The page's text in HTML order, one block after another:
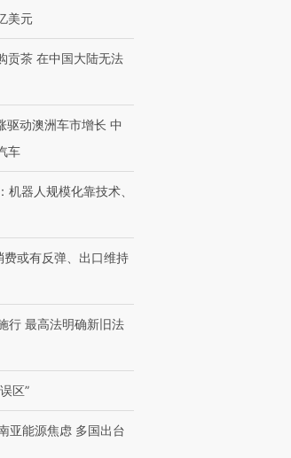
美元
贡茶 在中国大陆无法
驱动澳洲车市增长 中
车
机器人规模化靠技术、
费或有反弹、出口维持
行 最高法明确新旧法
区”
亚能源焦虑 多国出台